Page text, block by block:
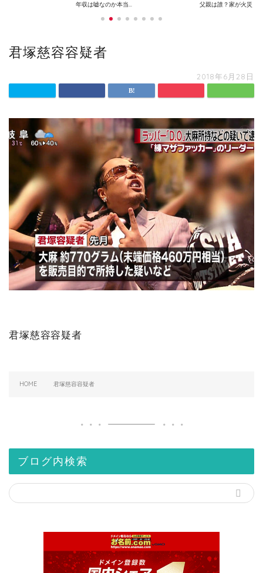
年収は嘘なのか本当...
父親は誰？家が火災...
君塚慈容容疑者
2018年6月28日
君塚慈容容疑者
HOME 君塚慈容容疑者
ブログ内検索